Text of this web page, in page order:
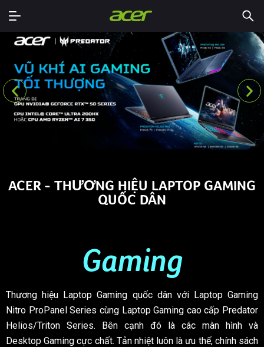
ACER - THƯƠNG HIỆU LAPTOP GAMING
QUỐC DÂN
Gaming
Thương hiệu Laptop Gaming quốc dân với Laptop Gaming
Nitro ProPanel Series cùng Laptop Gaming cao cấp Predator
Helios/Triton Series. Bên cạnh đó là các màn hình và
Desktop Gaming cực chất. Tản nhiệt luôn là ưu thế, chính sách